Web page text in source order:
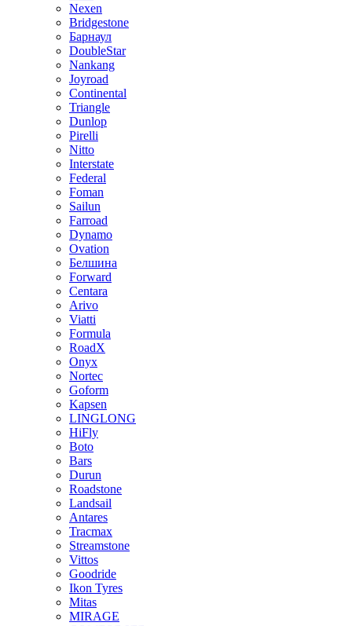
Nexen
Bridgestone
Барнаул
DoubleStar
Nankang
Joyroad
Continental
Triangle
Dunlop
Pirelli
Nitto
Interstate
Federal
Foman
Sailun
Farroad
Dynamo
Ovation
Белшина
Forward
Centara
Arivo
Viatti
Formula
RoadX
Onyx
Nortec
Goform
Kapsen
LINGLONG
HiFly
Boto
Bars
Durun
Roadstone
Landsail
Antares
Tracmax
Streamstone
Vittos
Goodride
Ikon Tyres
Mitas
MIRAGE